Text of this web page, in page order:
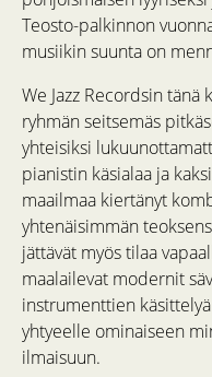
Teosto-palkinnon
musiikin suunta on
We Jazz Recordsin tänä
ryhmän seitsemäs
yhteisiksi
pianistin käsialaa ja
maailmaa kiertänyt
yhtenäisimmän
jättävät myös tilaa
maalailevat modernit
instrumenttien
yhtyeelle ominaiseen
ilmaisuun.